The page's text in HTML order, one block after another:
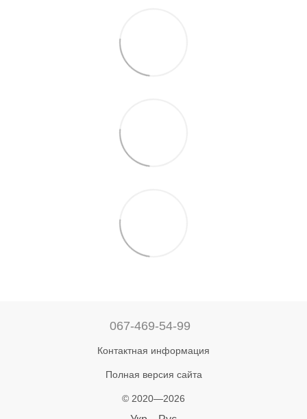
067-469-54-99
Контактная информация
Полная версия сайта
© 2020—2026